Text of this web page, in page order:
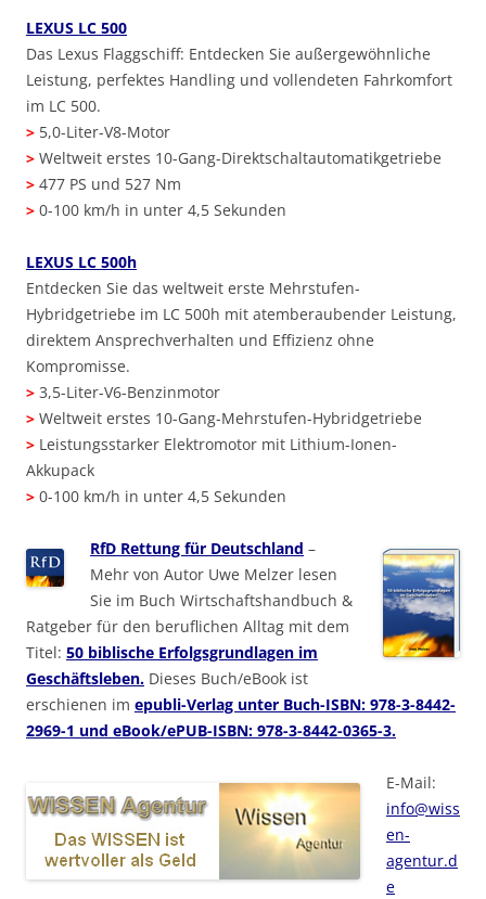
LEXUS LC 500
Das Lexus Flaggschiff: Entdecken Sie außergewöhnliche
Leistung, perfektes Handling und vollendeten Fahrkomfort
im LC 500.
> 5,0-Liter-V8-Motor
> Weltweit erstes 10-Gang-Direktschaltautomatikgetriebe
> 477 PS und 527 Nm
> 0-100 km/h in unter 4,5 Sekunden
LEXUS LC 500h
Entdecken Sie das weltweit erste Mehrstufen-
Hybridgetriebe im LC 500h mit atemberaubender Leistung,
direktem Ansprechverhalten und Effizienz ohne
Kompromisse.
> 3,5-Liter-V6-Benzinmotor
> Weltweit erstes 10-Gang-Mehrstufen-Hybridgetriebe
> Leistungsstarker Elektromotor mit Lithium-Ionen-
Akkupack
> 0-100 km/h in unter 4,5 Sekunden
RfD Rettung für Deutschland –
Mehr von Autor Uwe Melzer lesen
Sie im Buch Wirtschaftshandbuch &
Ratgeber für den beruflichen Alltag mit dem
Titel: 50 biblische Erfolgsgrundlagen im
Geschäftsleben. Dieses Buch/eBook ist
erschienen im epubli-Verlag unter Buch-ISBN: 978-3-8442-
2969-1 und eBook/ePUB-ISBN: 978-3-8442-0365-3.
E-Mail:
info@wiss
en-
agentur.d
e